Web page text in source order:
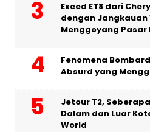
Exeed ET8 dari
dengan Jangkauan
Menggoyang Pasar
Fenomena
Absurd yang
Jetour T2,
Dalam dan Luar
World